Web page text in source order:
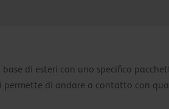
di esteri con uno specifico
di andare a contatto con